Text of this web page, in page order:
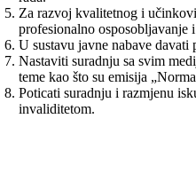
Za razvoj kvalitetnog i
profesionalno osposobljavanje
U sustavu javne nabave
Nastaviti suradnju sa svim
teme kao što su emisija
Poticati suradnju i razmjenu
invaliditetom.